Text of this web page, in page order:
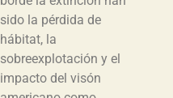
sido la pérdida de
hábitat, la
sobreexplotación y el
impacto del visón